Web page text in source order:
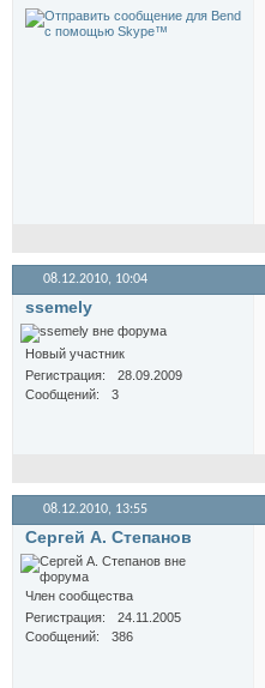
08.12.2010, 10:04
ssemely
Новый участник
Регистрация
28.09.2009
Сообщений
3
08.12.2010, 13:55
Сергей А. Степанов
Член сообщества
Регистрация
24.11.2005
Сообщений
386